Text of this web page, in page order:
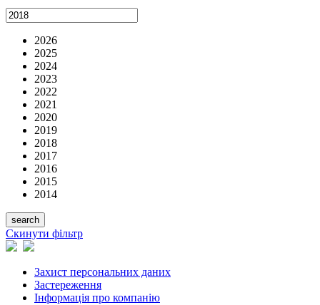
2026
2025
2024
2023
2022
2021
2020
2019
2018
2017
2016
2015
2014
Скинути фільтр
Захист персональних даних
Застереження
Інформація про компанію